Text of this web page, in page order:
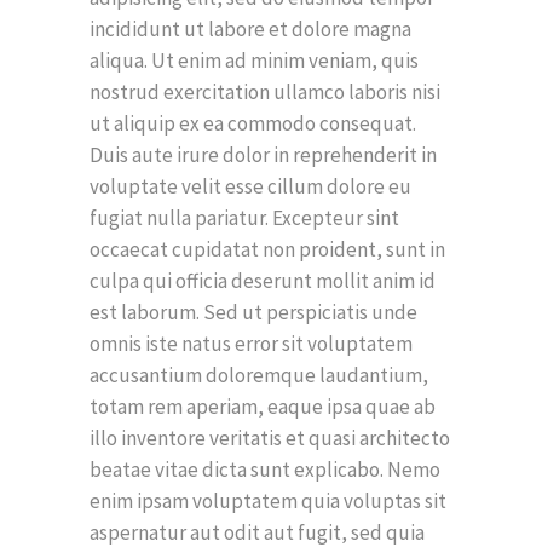
incididunt ut labore et dolore magna
aliqua. Ut enim ad minim veniam, quis
nostrud exercitation ullamco laboris nisi
ut aliquip ex ea commodo consequat.
Duis aute irure dolor in reprehenderit in
voluptate velit esse cillum dolore eu
fugiat nulla pariatur. Excepteur sint
occaecat cupidatat non proident, sunt in
culpa qui officia deserunt mollit anim id
est laborum. Sed ut perspiciatis unde
omnis iste natus error sit voluptatem
accusantium doloremque laudantium,
totam rem aperiam, eaque ipsa quae ab
illo inventore veritatis et quasi architecto
beatae vitae dicta sunt explicabo. Nemo
enim ipsam voluptatem quia voluptas sit
aspernatur aut odit aut fugit, sed quia